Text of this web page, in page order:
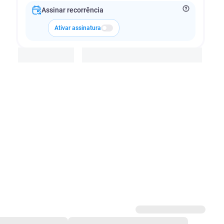
Assinar recorrência
Ativar assinatura